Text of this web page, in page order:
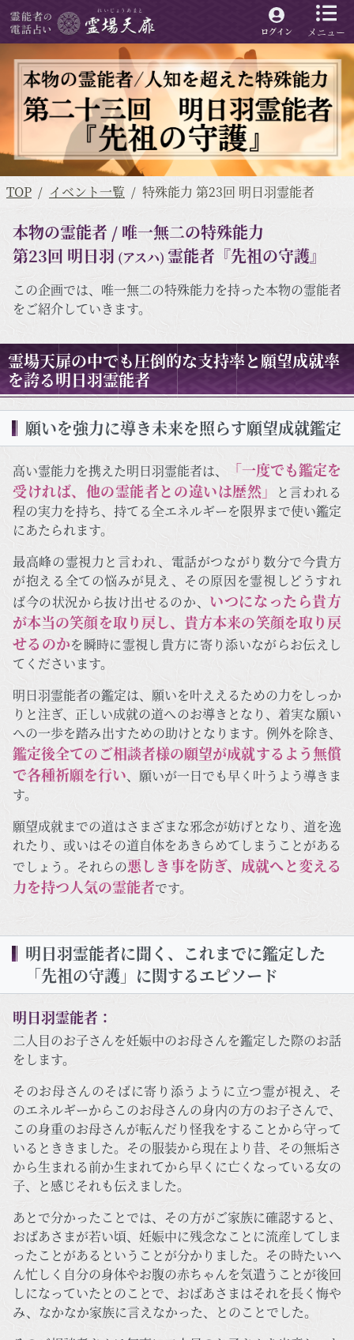
メニュー
ログイン
TOP イベント一覧 特殊能力 第23回 明日羽霊能者
本物の霊能者 / 唯一無二の特殊能力
第23回 明日羽 (アスハ) 霊能者『先祖の守護』
この企画では、唯一無二の特殊能力を持った本物の霊能者
をご紹介していきます。
霊場天扉の中でも圧倒的な支持率と願望成就率
を誇る明日羽霊能者
願いを強力に導き未来を照らす願望成就鑑定
高い霊能力を携えた明日羽霊能者は、
「一度でも鑑定を
受ければ、他の霊能者との違いは歴然」
と言われる
程の実力を持ち、持てる全エネルギーを限界まで使い鑑定
にあたられます。
最高峰の霊視力と言われ、電話がつながり数分で今貴方
が抱える全ての悩みが見え、その原因を霊視しどうすれ
ば今の状況から抜け出せるのか、 いつになったら貴方
が本当の笑顔を取り戻し、貴方本来の笑顔を取り戻
せるのかを瞬時に霊視し貴方に寄り添いながらお伝えし
てくださいます。
明日羽霊能者の鑑定は、願いを叶ええるための力をしっか
りと注ぎ、正しい成就の道へのお導きとなり、着実な願い
への一歩を踏み出すための助けとなります。例外を除き、
鑑定後全てのご相談者様の願望が成就するよう無償
で各種祈願を行い、願いが一日でも早く叶うよう導きま
す。
願望成就までの道はさまざまな邪念が妨げとなり、道を逸
れたり、或いはその道自体をあきらめてしまうことがある
でしょう。それらの悪しき事を防ぎ、成就へと変える
力を持つ人気の霊能者です。
明日羽霊能者に聞く、これまでに鑑定した
「先祖の守護」に関するエピソード
明日羽霊能者：
二人目のお子さんを妊娠中のお母さんを鑑定した際のお話
をします。
そのお母さんのそばに寄り添うように立つ霊が視え、そ
のエネルギーからこのお母さんの身内の方のお子さんで、
この身重のお母さんが転んだり怪我をすることから守って
いるとききました。その服装から現在より昔、その無垢さ
から生まれる前か生まれてから早くに亡くなっている女の
子、と感じそれも伝えました。
あとで分かったことでは、その方がご家族に確認すると、
おばあさまが若い頃、妊娠中に残念なことに流産してしま
ったことがあるということが分かりました。その時たいへ
ん忙しく自分の身体やお腹の赤ちゃんを気遣うことが後回
しになっていたとのことで、おばあさまはそれを長く悔や
み、なかなか家族に言えなかった、とのことでした。